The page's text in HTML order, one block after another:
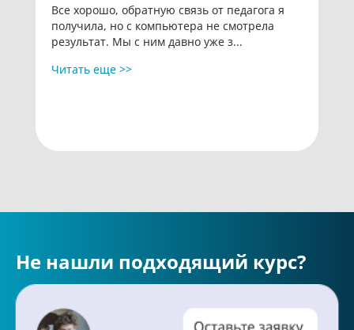
Все хорошо, обратную связь от педагога я
получила, но с компьютера не смотрела
результат. Мы с ним давно уже з...
Читать еще >>
Не нашли подходящий курс?